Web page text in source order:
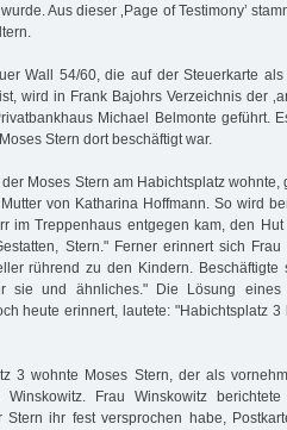
Aus dieser ‚Page of Testimony’
Wall 54/60, die auf der Steuerkarte
wird in Frank Bajohrs Verzeichnis der
Michael Belmonte geführt.
Stern dort beschäftigt war.
Moses Stern am Habichtsplatz wohnte,
von Katharina Hoffmann. So wird
im Treppenhaus entgegen kam, den
Stern." Ferner erinnert sich
rührend zu den Kindern. Beschäftigte
sie und ähnliches." Die Lösung
heute erinnert, lautete: "Habichtsplatz
3 wohnte Moses Stern, der als
Frau Winskowitz
Stern ihr fest versprochen habe,